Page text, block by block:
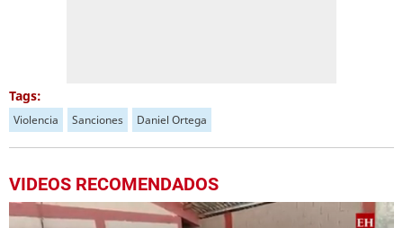
Tags:
Violencia Sanciones Daniel Ortega
VIDEOS RECOMENDADOS